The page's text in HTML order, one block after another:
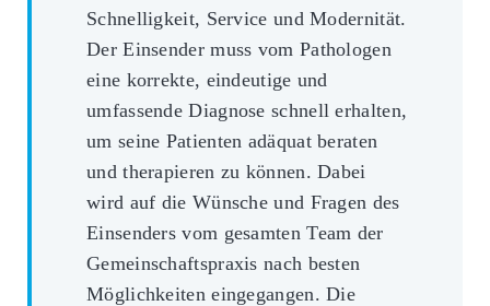
Schnelligkeit, Service und Modernität.
Der Einsender muss vom Pathologen
eine korrekte, eindeutige und
umfassende Diagnose schnell erhalten,
um seine Patienten adäquat beraten
und therapieren zu können. Dabei
wird auf die Wünsche und Fragen des
Einsenders vom gesamten Team der
Gemeinschaftspraxis nach besten
Möglichkeiten eingegangen. Die